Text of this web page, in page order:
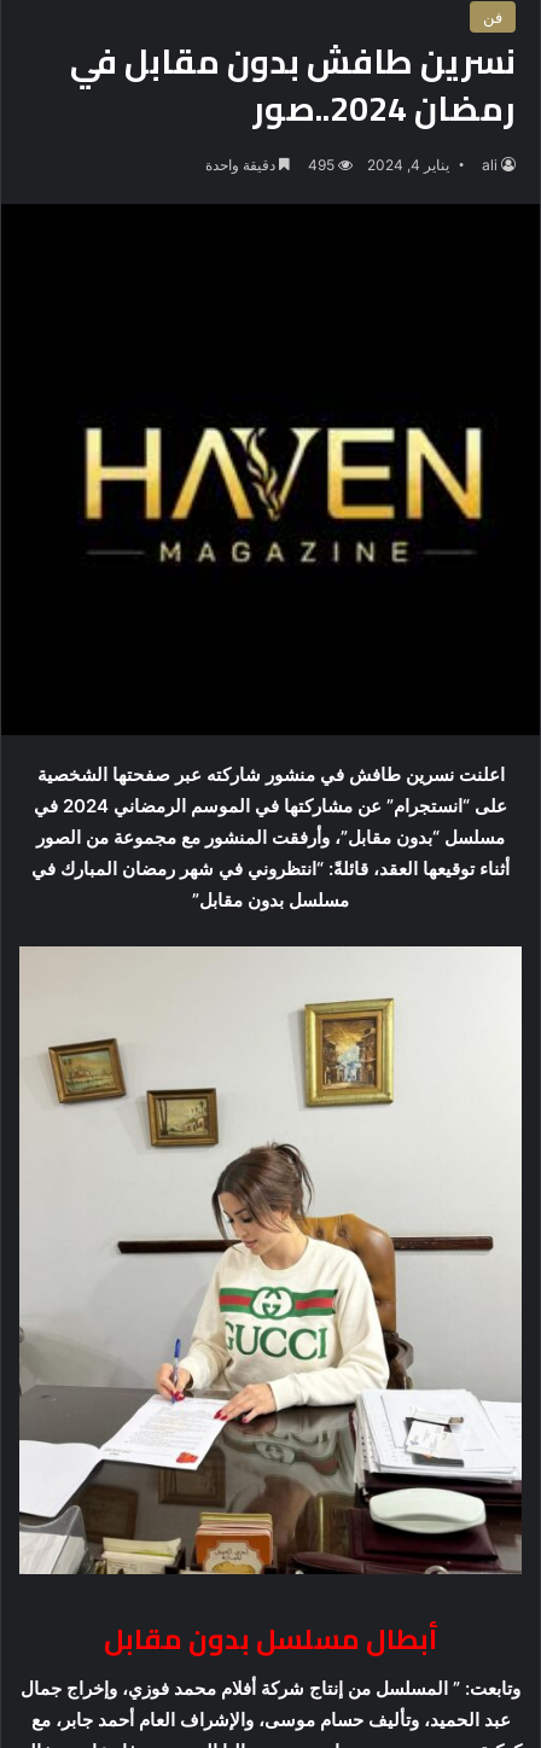
فن
نسرين طافش بدون مقابل في
رمضان 2024..صور
ali يناير 4, 2024 495 دقيقة واحدة
اعلنت نسرين طافش في منشور شاركته عبر صفحتها الشخصية
على “انستجرام” عن مشاركتها في الموسم الرمضاني 2024 في
مسلسل “بدون مقابل”، وأرفقت المنشور مع مجموعة من الصور
أثناء توقيعها العقد، قائلةً: “انتظروني في شهر رمضان المبارك في
مسلسل بدون مقابل”
أبطال مسلسل بدون مقابل
وتابعت: ” المسلسل من إنتاج شركة أفلام محمد فوزي، وإخراج جمال
عبد الحميد، وتأليف حسام موسى، والإشراف العام أحمد جابر، مع